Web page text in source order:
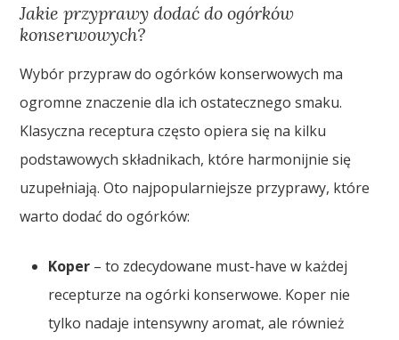
Jakie przyprawy dodać do ogórków
konserwowych?
Wybór przypraw do ogórków konserwowych ma
ogromne znaczenie dla ich ostatecznego smaku.
Klasyczna receptura często opiera się na kilku
podstawowych składnikach, które harmonijnie się
uzupełniają. Oto najpopularniejsze przyprawy, które
warto dodać do ogórków:
Koper – to zdecydowane must-have w każdej
recepturze na ogórki konserwowe. Koper nie
tylko nadaje intensywny aromat, ale również